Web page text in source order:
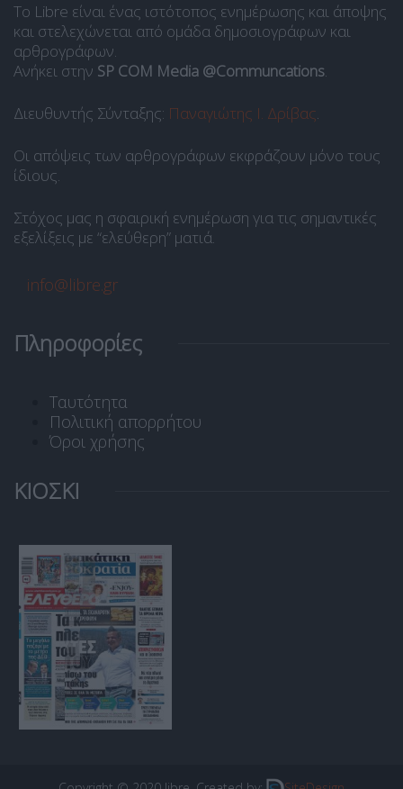
Το Libre είναι ένας ιστότοπος ενημέρωσης και άποψης
και στελεχώνεται από ομάδα δημοσιογράφων και
αρθρογράφων.
Ανήκει στην SP COM Media @Communcations.
Διευθυντής Σύνταξης: Παναγιώτης Ι. Δρίβας.
Οι απόψεις των αρθρογράφων εκφράζουν μόνο τους
ίδιους.
Στόχος μας η σφαιρική ενημέρωση για τις σημαντικές
εξελίξεις με “ελεύθερη” ματιά.
info@libre.gr
Πληροφορίες
Ταυτότητα
Πολιτική απορρήτου
Όροι χρήσης
ΚΙΟΣΚΙ